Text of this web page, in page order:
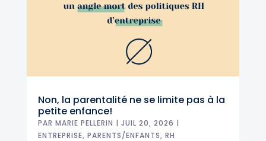
Non, la parentalité ne se limite pas à la
petite enfance!
PAR MARIE PELLERIN | JUIL 20, 2026 |
ENTREPRISE, PARENTS/ENFANTS, RH